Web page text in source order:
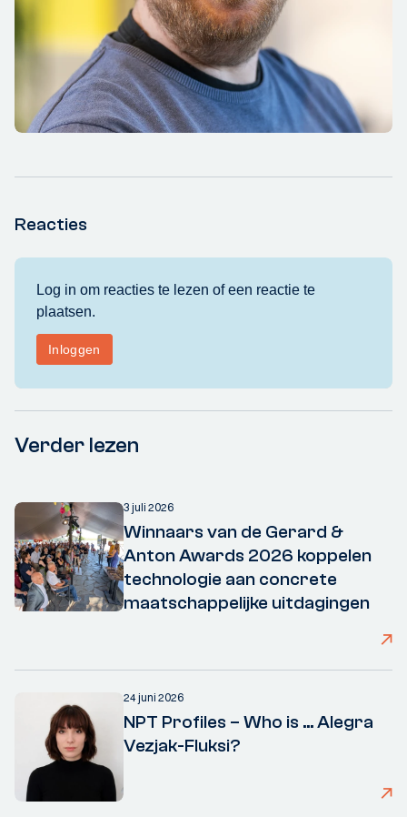
Reacties
Verder lezen
3 juli 2026
Winnaars van de Gerard &
Anton Awards 2026 koppelen
technologie aan concrete
maatschappelijke uitdagingen
24 juni 2026
NPT Profiles – Who is ... Alegra
Vezjak-Fluksi?